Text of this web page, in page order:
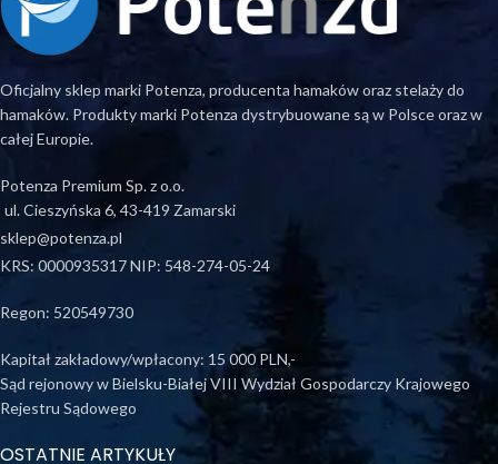
Oficjalny sklep marki Potenza, producenta hamaków oraz stelaży do
hamaków. Produkty marki Potenza dystrybuowane są w Polsce oraz w
całej Europie.
Potenza Premium Sp. z o.o.
ul. Cieszyńska 6, 43-419 Zamarski
sklep@potenza.pl
KRS: 0000935317 NIP: 548-274-05-24
Regon: 520549730
Kapitał zakładowy/wpłacony: 15 000 PLN,-
Sąd rejonowy w Bielsku-Białej VIII Wydział Gospodarczy Krajowego
Rejestru Sądowego
OSTATNIE ARTYKUŁY